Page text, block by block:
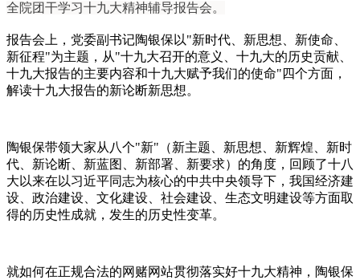
全院团干学习十九大精神辅导报告会。
报告会上，党委副书记陶银保以"新时代、新思想、新使命、
新征程"为主题，从"十九大召开的意义、十九大的历史贡献、
十九大报告的主要内容和十九大赋予我们的使命"四个方面，
解读十九大报告的新论断新思想。
陶银保带领大家从八个"新"（新主题、新思想、新辉煌、新时
代、新论断、新蓝图、新部署、新要求）的角度，回顾了十八
大以来在以习近平同志为核心的中共中央领导下，我国经济建
设、政治建设、文化建设、社会建设、生态文明建设等方面取
得的历史性成就，发生的历史性变革。
就如何在正规合法的网赌网站贯彻落实好十九大精神，陶银保